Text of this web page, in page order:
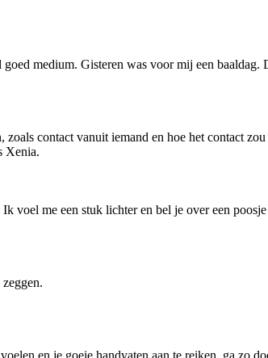
medium. Gisteren was voor mij een
contact vanuit iemand en hoe het contact
Xenia.
voel me een stuk lichter en bel je over een